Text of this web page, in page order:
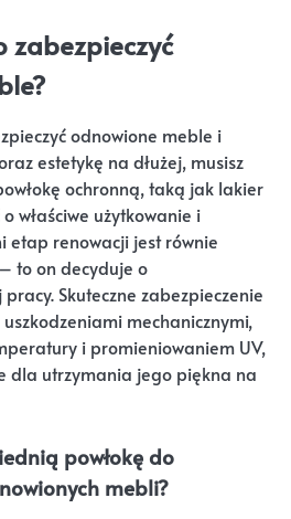
zabezpieczyć
odnowione meble i
estetykę na dłużej, musisz
ochronną, taką jak lakier
właściwe użytkowanie i
etap renowacji jest równie
to on decyduje o
Skuteczne zabezpieczenie
mechanicznymi,
i promieniowaniem UV,
dla utrzymania jego piękna na
powłokę do
mebli?